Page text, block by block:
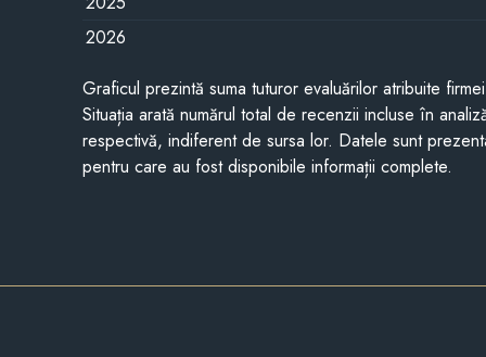
2026
Graficul prezintă suma tuturor evaluărilor atribuite
Situația arată numărul total de recenzii incluse în
respectivă, indiferent de sursa lor. Datele sunt
pentru care au fost disponibile informații complete.